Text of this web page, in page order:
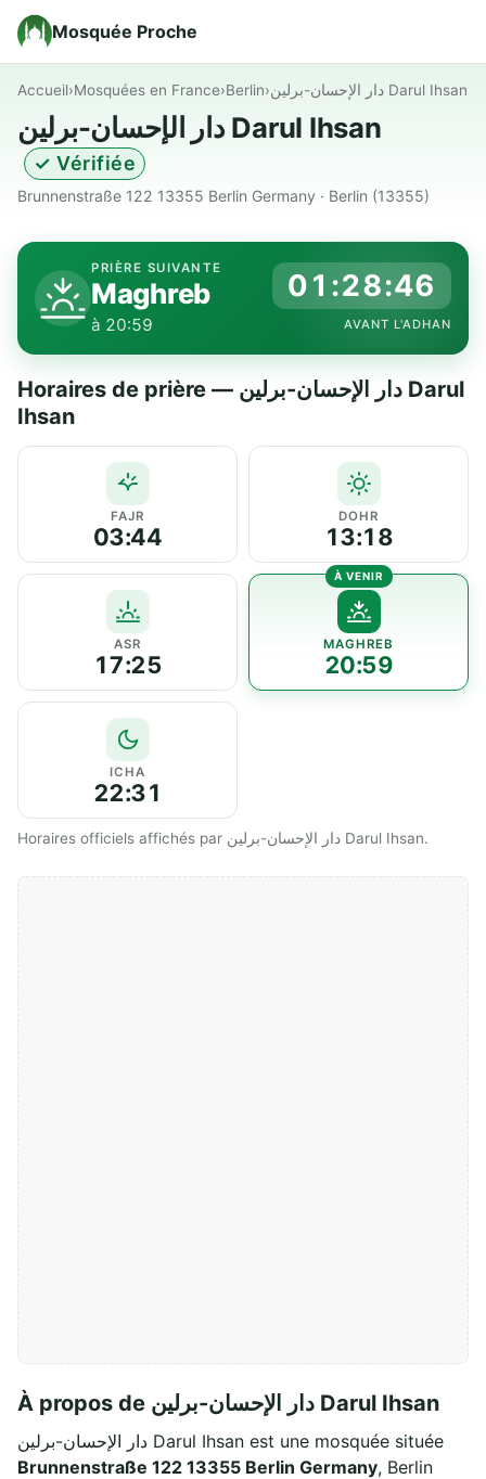
Mosquée Proche
Accueil›Mosquées en France›Berlin› دار الإحسان-برلين Darul Ihsan
دار الإحسان-برلين Darul Ihsan
✓ Vérifiée
Brunnenstraße 122 13355 Berlin Germany · Berlin (13355)
PRIÈRE SUIVANTE
Maghreb
à 20:59
01:28:45
AVANT L'ADHAN
Horaires de prière — دار الإحسان-برلين Darul
Ihsan
FAJR
03:44
DOHR
13:18
ASR
17:25
MAGHREB
20:59
ICHA
22:31
Horaires officiels affichés par دار الإحسان-برلين Darul Ihsan.
À propos de دار الإحسان-برلين Darul Ihsan
دار الإحسان-برلين Darul Ihsan est une mosquée située
Brunnenstraße 122 13355 Berlin Germany, Berlin